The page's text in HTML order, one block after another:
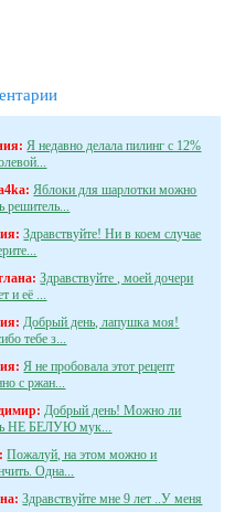
Я недавно делала пилинг с 12%
Яблоки для шарлотки можно
решитель...
Здравствуйте! Ни в коем случае
Здравствуйте , моей дочери
и её ...
Добрый день, лапушка моя!
тебе з...
Я не пробовала этот рецепт
с ржан...
Добрый день! Можно ли
НЕ БЕЛУЮ мук...
Пожалуй, на этом можно и
Одна...
Здравствуйте мне 9 лет ..У меня